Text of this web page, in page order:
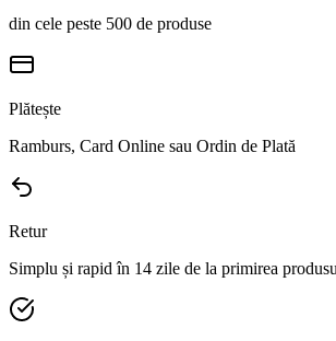
din cele peste 500 de produse
Plătește
Ramburs, Card Online sau Ordin de Plată
Retur
Simplu și rapid în 14 zile de la primirea